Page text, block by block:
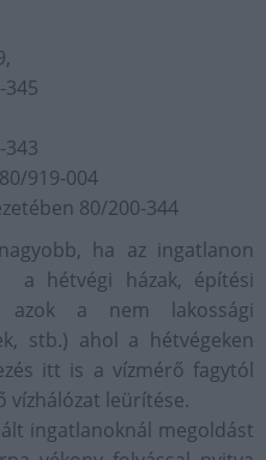
919-004
80/200-344
ha az ingatlanon
a hétvégi házak, építési
a nem lakossági
stb.) ahol a hétvégeken
itt is a vízmérő fagytól
vízhálózat leürítése.
ingatlanoknál megoldást